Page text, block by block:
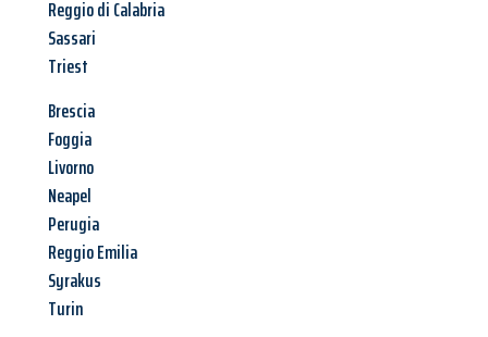
Reggio di Calabria
Sassari
Triest
Brescia
Foggia
Livorno
Neapel
Perugia
Reggio Emilia
Syrakus
Turin